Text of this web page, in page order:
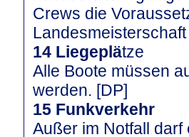
Crews die
14 Liegeplätze
Alle Boote müssen
werden. [DP]
15 Funkverkehr
Außer im Notfall